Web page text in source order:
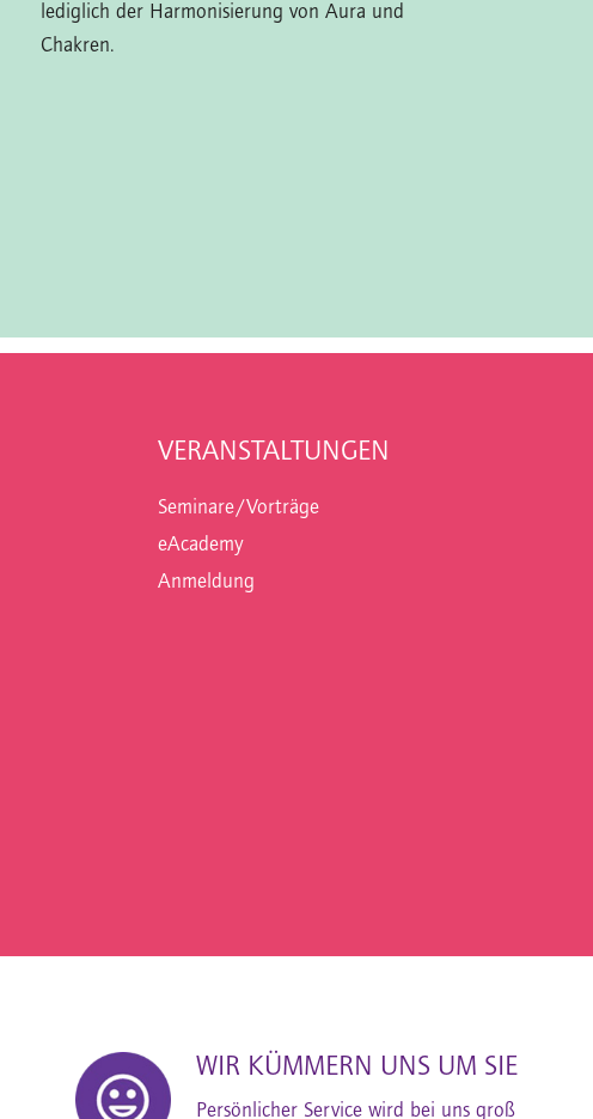
lediglich der Harmonisierung von Aura und
Chakren.
VERANSTALTUNGEN
Seminare/Vorträge
eAcademy
Anmeldung
WIR KÜMMERN UNS UM SIE
Persönlicher Service wird bei uns groß